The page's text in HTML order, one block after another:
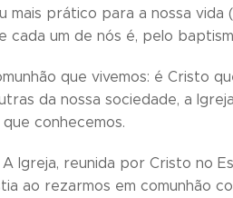
mais prático para a nossa
cada um de nós é, pelo
que vivemos: é Cristo
da nossa sociedade, a
conhecemos.
Igreja, reunida por Cristo no
ao rezarmos em comunhão